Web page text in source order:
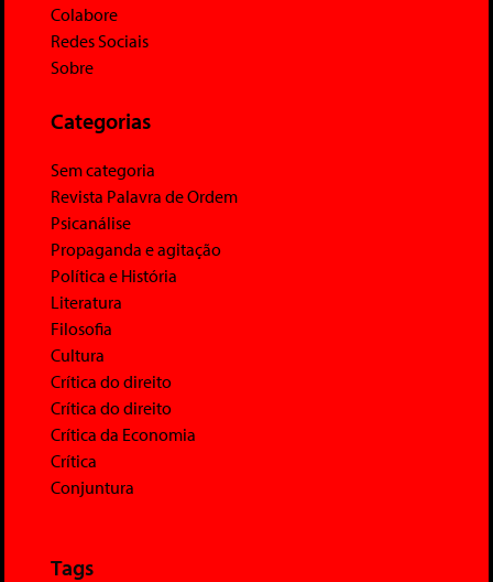
Colabore
Redes Sociais
Sobre
Categorias
Sem categoria
Revista Palavra de Ordem
Psicanálise
Propaganda e agitação
Política e História
Literatura
Filosofia
Cultura
Crítica do direito
Crítica do direito
Crítica da Economia
Crítica
Conjuntura
Tags